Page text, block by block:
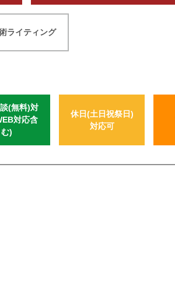
ライティング
(無料)対
対応含
む)
休日(土日祝祭日)
対応可